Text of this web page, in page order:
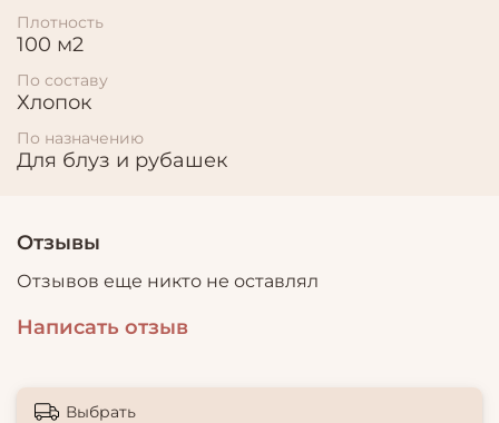
Плотность
100 м2
По составу
Хлопок
По назначению
Для блуз и рубашек
Отзывы
Отзывов еще никто не оставлял
Написать отзыв
Выбрать